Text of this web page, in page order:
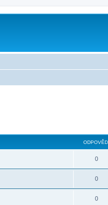
0
0
0